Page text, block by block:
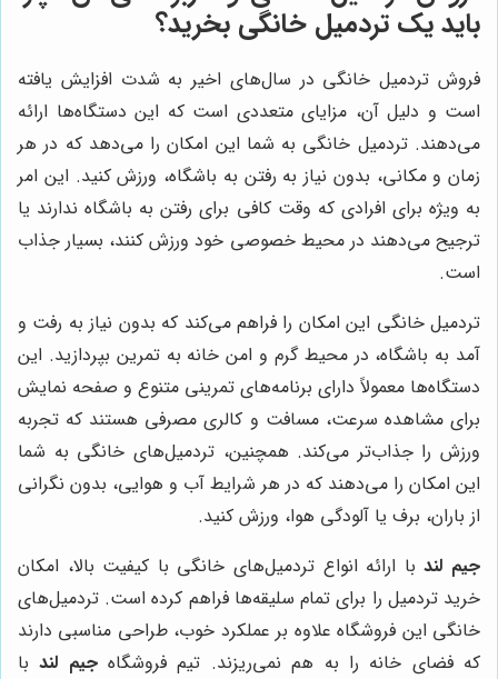
باید یک تردمیل خانگی بخرید؟
فروش تردمیل خانگی در سال‌های اخیر به شدت افزایش یافته
است و دلیل آن، مزایای متعددی است که این دستگاه‌ها ارائه
می‌دهند. تردمیل خانگی به شما این امکان را می‌دهد که در هر
زمان و مکانی، بدون نیاز به رفتن به باشگاه، ورزش کنید. این امر
به ویژه برای افرادی که وقت کافی برای رفتن به باشگاه ندارند یا
ترجیح می‌دهند در محیط خصوصی خود ورزش کنند، بسیار جذاب
است.
تردمیل خانگی این امکان را فراهم می‌کند که بدون نیاز به رفت و
آمد به باشگاه، در محیط گرم و امن خانه به تمرین بپردازید. این
دستگاه‌ها معمولاً دارای برنامه‌های تمرینی متنوع و صفحه نمایش
برای مشاهده سرعت، مسافت و کالری مصرفی هستند که تجربه
ورزش را جذاب‌تر می‌کند. همچنین، تردمیل‌های خانگی به شما
این امکان را می‌دهند که در هر شرایط آب و هوایی، بدون نگرانی
از باران، برف یا آلودگی هوا، ورزش کنید.
جیم لندبا ارائه انواع تردمیل‌های خانگی با کیفیت بالا، امکان
خرید تردمیل را برای تمام سلیقه‌ها فراهم کرده است. تردمیل‌های
خانگی این فروشگاه علاوه بر عملکرد خوب، طراحی مناسبی دارند
که فضای خانه را به هم نمی‌ریزند. تیم فروشگاهجیم لندبا